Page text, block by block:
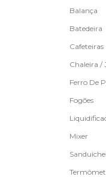
Balança
Batedeira
Cafeteiras
Chaleira /
Ferro De
Fogões
Mixer